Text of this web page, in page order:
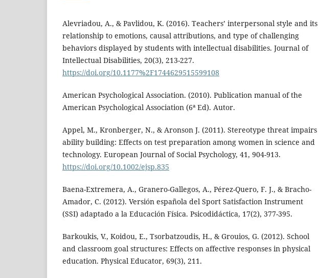
Alevriadou, A., & Pavlidou, K. (2016). Teachers’ interpersonal style and its
relationship to emotions, causal attributions, and type of challenging
behaviors displayed by students with intellectual disabilities. Journal of
Intellectual Disabilities, 20(3), 213-227.
https://doi.org/10.1177%2F1744629515599108
American Psychological Association. (2010). Publication manual of the
American Psychological Association (6ª Ed). Autor.
Appel, M., Kronberger, N., & Aronson J. (2011). Stereotype threat impairs
ability building: Effects on test preparation among women in science and
technology. European Journal of Social Psychology, 41, 904-913.
https://doi.org/10.1002/ejsp.835
Baena-Extremera, A., Granero-Gallegos, A., Pérez-Quero, F. J., & Bracho-
Amador, C. (2012). Versión española del Sport Satisfaction Instrument
(SSI) adaptado a la Educación Física. Psicodidáctica, 17(2), 377-395.
Barkoukis, V., Koidou, E., Tsorbatzoudis, H., & Grouios, G. (2012). School
and classroom goal structures: Effects on affective responses in physical
education. Physical Educator, 69(3), 211.